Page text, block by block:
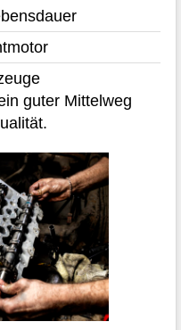
guter Mittelweg